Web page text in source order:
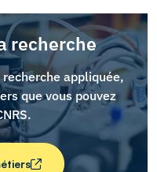
recherche
appliquée,
que vous pouvez